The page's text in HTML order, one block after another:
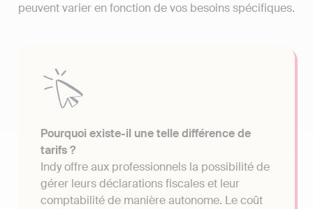
peuvent varier en fonction de vos besoins spécifiques.
Pourquoi existe-il une telle différence de
tarifs ?
Indy offre aux professionnels la possibilité de
gérer leurs déclarations fiscales et leur
comptabilité de manière autonome. Le coût